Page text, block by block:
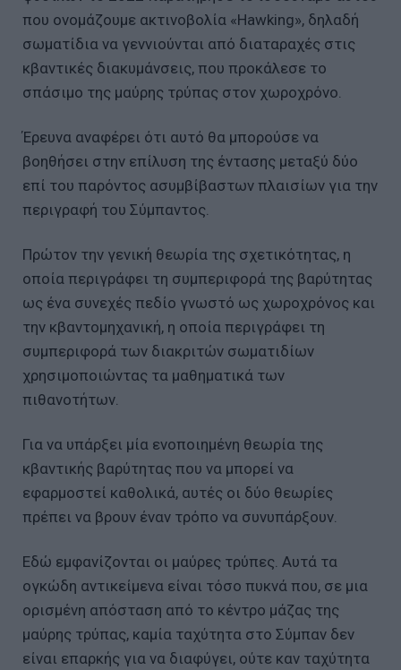
που ονομάζουμε ακτινοβολία «Hawking», δηλαδή
σωματίδια να γεννιούνται από διαταραχές στις
κβαντικές διακυμάνσεις, που προκάλεσε το
σπάσιμο της μαύρης τρύπας στον χωροχρόνο.
Έρευνα αναφέρει ότι αυτό θα μπορούσε να
βοηθήσει στην επίλυση της έντασης μεταξύ δύο
επί του παρόντος ασυμβίβαστων πλαισίων για την
περιγραφή του Σύμπαντος.
Πρώτον την γενική θεωρία της σχετικότητας, η
οποία περιγράφει τη συμπεριφορά της βαρύτητας
ως ένα συνεχές πεδίο γνωστό ως χωροχρόνος και
την κβαντομηχανική, η οποία περιγράφει τη
συμπεριφορά των διακριτών σωματιδίων
χρησιμοποιώντας τα μαθηματικά των
πιθανοτήτων.
Για να υπάρξει μία ενοποιημένη θεωρία της
κβαντικής βαρύτητας που να μπορεί να
εφαρμοστεί καθολικά, αυτές οι δύο θεωρίες
πρέπει να βρουν έναν τρόπο να συνυπάρξουν.
Εδώ εμφανίζονται οι μαύρες τρύπες. Αυτά τα
ογκώδη αντικείμενα είναι τόσο πυκνά που, σε μια
ορισμένη απόσταση από το κέντρο μάζας της
μαύρης τρύπας, καμία ταχύτητα στο Σύμπαν δεν
είναι επαρκής για να διαφύγει, ούτε καν ταχύτητα